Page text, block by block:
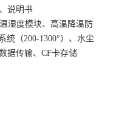
说明书
湿度模块、高温降温防
统（200-1300°）、水尘
据传输、CF卡存储